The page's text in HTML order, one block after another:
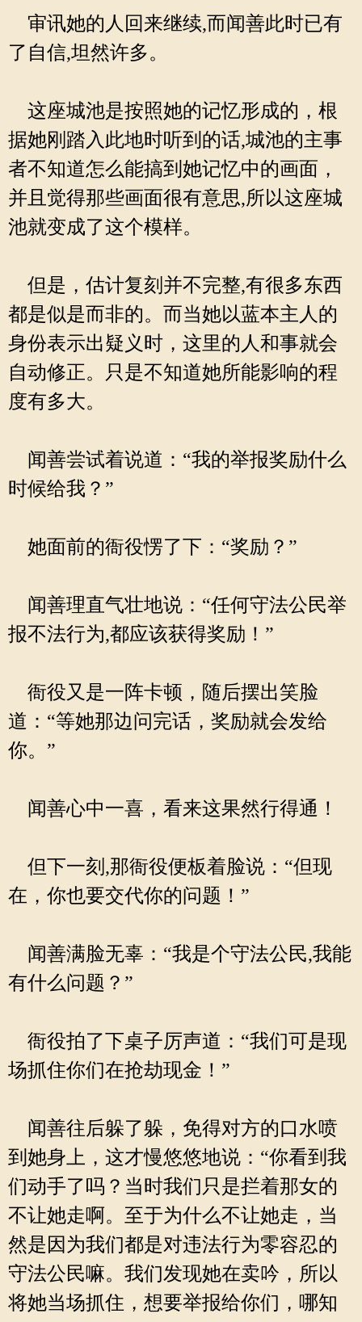
审讯她的人回来继续,而闻善此时已有
了自信,坦然许多。
这座城池是按照她的记忆形成的，根
据她刚踏入此地时听到的话,城池的主事
者不知道怎么能搞到她记忆中的画面，
并且觉得那些画面很有意思,所以这座城
池就变成了这个模样。
但是，估计复刻并不完整,有很多东西
都是似是而非的。而当她以蓝本主人的
身份表示出疑义时，这里的人和事就会
自动修正。只是不知道她所能影响的程
度有多大。
闻善尝试着说道：“我的举报奖励什么
时候给我？”
她面前的衙役愣了下：“奖励？”
闻善理直气壮地说：“任何守法公民举
报不法行为,都应该获得奖励！”
衙役又是一阵卡顿，随后摆出笑脸
道：“等她那边问完话，奖励就会发给
你。”
闻善心中一喜，看来这果然行得通！
但下一刻,那衙役便板着脸说：“但现
在，你也要交代你的问题！”
闻善满脸无辜：“我是个守法公民,我能
有什么问题？”
衙役拍了下桌子厉声道：“我们可是现
场抓住你们在抢劫现金！”
闻善往后躲了躲，免得对方的口水喷
到她身上，这才慢悠悠地说：“你看到我
们动手了吗？当时我们只是拦着那女的
不让她走啊。至于为什么不让她走，当
然是因为我们都是对违法行为零容忍的
守法公民嘛。我们发现她在卖吟，所以
将她当场抓住，想要举报给你们，哪知